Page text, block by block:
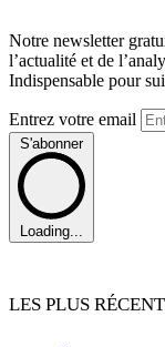
Notre newsletter
l’actualité et de
Indispensable pour
Entrez votre email
S'abonner
Loading...
LES PLUS